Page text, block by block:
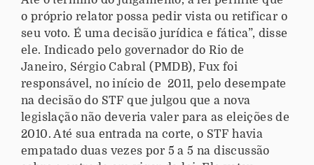
o próprio relator possa pedir vista ou retificar o
seu voto. É uma decisão jurídica e fática”, disse
ele. Indicado pelo governador do Rio de
Janeiro, Sérgio Cabral (PMDB), Fux foi
responsável, no início de 2011, pelo desempate
na decisão do STF que julgou que a nova
legislação não deveria valer para as eleições de
2010. Até sua entrada na corte, o STF havia
empatado duas vezes por 5 a 5 na discussão